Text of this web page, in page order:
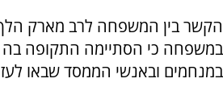
הקשר בין המשפחה לרב מארק
במשפחה כי הסתיימה התקופה
במנחמים ובאנשי הממסד שבאו